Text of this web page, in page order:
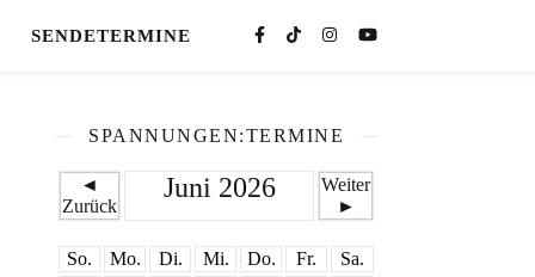
SENDETERMINE
SPANNUNGEN:TERMINE
◄
Zurück
Juni 2026
Weiter
►
So. Mo. Di. Mi. Do. Fr. Sa.